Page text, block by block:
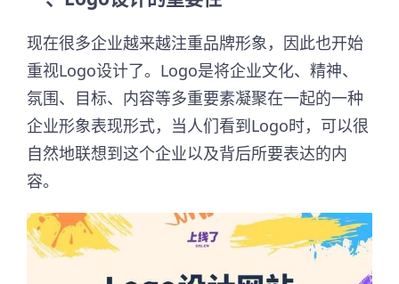
现在很多企业越来越注重品牌形象，因此也开始
重视Logo设计了。Logo是将企业文化、精神、
氛围、目标、内容等多重要素凝聚在一起的一种
企业形象表现形式，当人们看到Logo时，可以很
自然地联想到这个企业以及背后所要表达的内
容。